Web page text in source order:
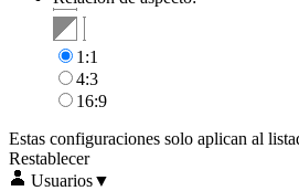
1:1
4:3
16:9
Estas configuraciones solo aplican al
Restablecer
Usuarios▼